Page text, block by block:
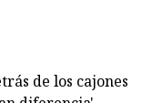
de los cajones